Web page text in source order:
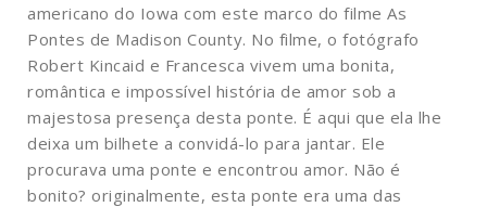
americano do Iowa com este marco do filme As
Pontes de Madison County. No filme, o fotógrafo
Robert Kincaid e Francesca vivem uma bonita,
romântica e impossível história de amor sob a
majestosa presença desta ponte. É aqui que ela lhe
deixa um bilhete a convidá-lo para jantar. Ele
procurava uma ponte e encontrou amor. Não é
bonito? originalmente, esta ponte era uma das